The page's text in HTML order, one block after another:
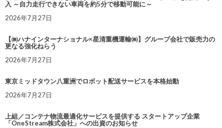
入 ～自力走行できない車両を約5分で移動可能に～
2026年7月27日
【㈱ハナインターナショナル×星清重機運輸㈱】グループ会社で販売力の
更なる強化ねらう
2026年7月27日
東京ミッドタウン八重洲でロボット配送サービスを本格始動
2026年7月27日
上組／コンテナ物流最適化サービスを提供する スタートアップ企業
「OneStream株式会社」への出資のお知らせ